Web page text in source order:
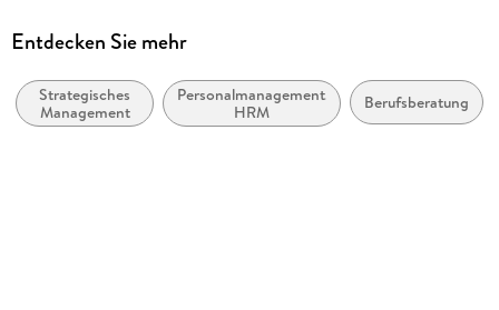
Verlag/Hersteller
Produktart
kartoniert
Entdecken Sie mehr
Strategisches
Management
Personalmanagement,
HRM
Berufsberatung